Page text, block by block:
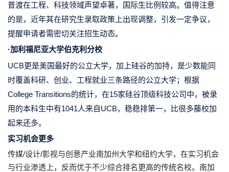
普渡在工程、科技领域声望卓著，国际生比例较高。值得注意
的是，近年其在研究生录取政策上出现调整，引发一定争议，
提醒申请者需密切关注招生动态。
·加利福尼亚大学伯克利分校
UCB更是美国最好的公立大学，加上硅谷的加持，是少数能同
时覆盖科研、创业、工程就业三条路径的公立大学；根据
College Transitions的统计，在15家硅谷顶级科技公司中，被录
用的本科生中有1041人来自UCB，稳稳排第一，比很多藤校加
起来还多。
实习机会更多
传媒/设计/影视与创意产业南加州大学和纽约大学，在实习机会
与行业渗透上，反而优于不少综合排名更高的传统名校。南加